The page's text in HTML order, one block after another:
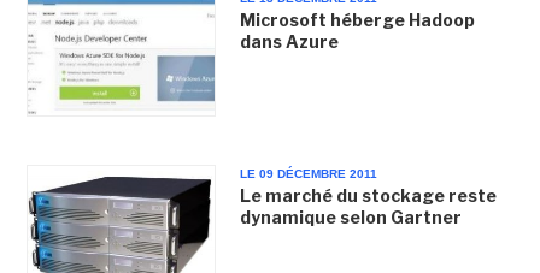
Microsoft héberge Hadoop
dans Azure
LE 09 DÉCEMBRE 2011
Le marché du stockage reste
dynamique selon Gartner